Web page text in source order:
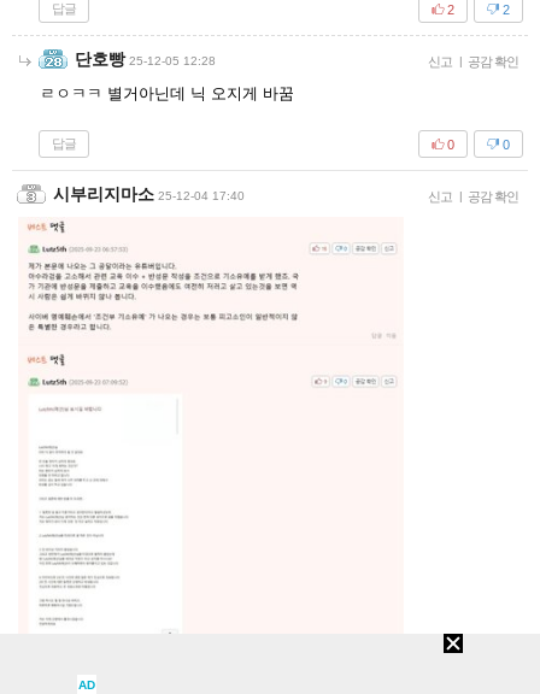
답글 2
2
단호빵 25-12-05 12:28 신고 | 공감 확인
ㄹㅇㅋㅋ 별거아닌데 닉 오지게 바꿈
답글 0
0
시부리지마소 25-12-04 17:40 신고 | 공감 확인
AD